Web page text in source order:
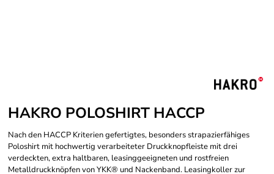
HAKRO POLOSHIRT HACCP
Nach den HACCP Kriterien gefertigtes, besonders strapazierfähiges
Poloshirt mit hochwertig verarbeiteter Druckknopfleiste mit drei
verdeckten, extra haltbaren, leasinggeeigneten und rostfreien
Metalldruckknöpfen von YKK® und Nackenband. Leasingkoller zur